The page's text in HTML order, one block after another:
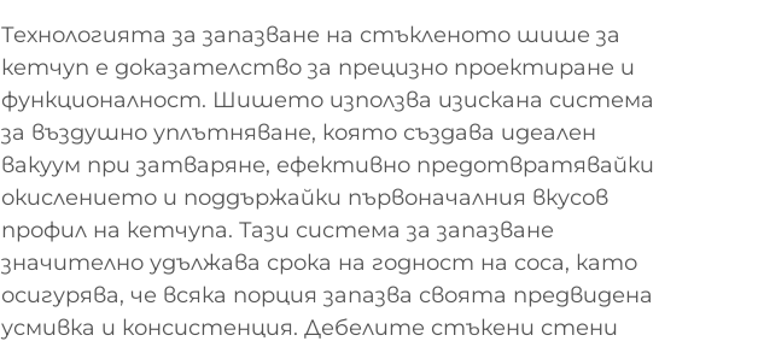
Технологията за запазване на стъкленото шише за
кетчуп е доказателство за прецизно проектиране и
функционалност. Шишето използва изискана система
за въздушно уплътняване, която създава идеален
вакуум при затваряне, ефективно предотвратявайки
окислението и поддържайки първоначалния вкусов
профил на кетчупа. Тази система за запазване
значително удължава срока на годност на соса, като
осигурява, че всяка порция запазва своята предвидена
усмивка и консистенция. Дебелите стъкени стени